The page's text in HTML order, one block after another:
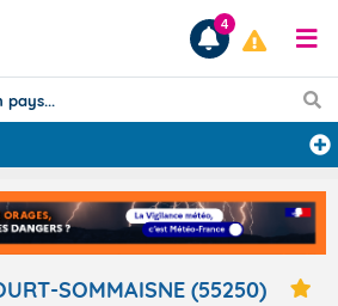
Prévisions
LES RÉSULTATS
4
SOMMAISNE (55250)